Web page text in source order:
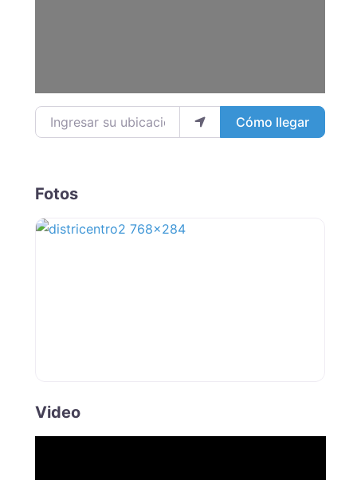
Ingresar su ubicación Cómo llegar
Fotos
Video